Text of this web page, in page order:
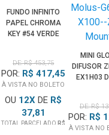
FUNDO INFINITO
PAPEL CHROMA
KEY #54 VERDE
FOTOGRÁFICO
DE: R$ 453,75
POR: R$ 417,45
À VISTA NO BOLETO
OU 12X DE R$
37,81
TOTAL PARCELADO R$
MINI
DIFUSOR
EX1H03
MOLUS
X100
DE: R$
POR: R$
À VISTA NO